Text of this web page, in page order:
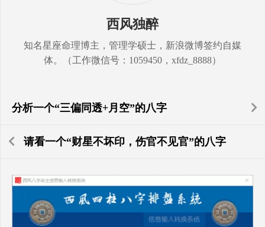
西风独醉
知名星座命理博主，管理学硕士，新浪微博签约自媒
体。（工作微信号：1059450，xfdz_8888）
分析一个“三偏同透+月空”的八字
请看一个“财星不坏印，伤官不见官”的八字